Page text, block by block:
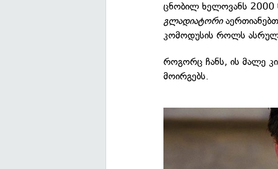
ცნობილ ხელოვანს 2000
გლადიატორი
კომოდუსის როლს
როგორც ჩანს, ის მალე
მოირგებს.